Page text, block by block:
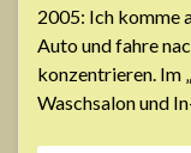
2005: Ich komme
Auto und fahre
konzentrieren. Im
Waschsalon und